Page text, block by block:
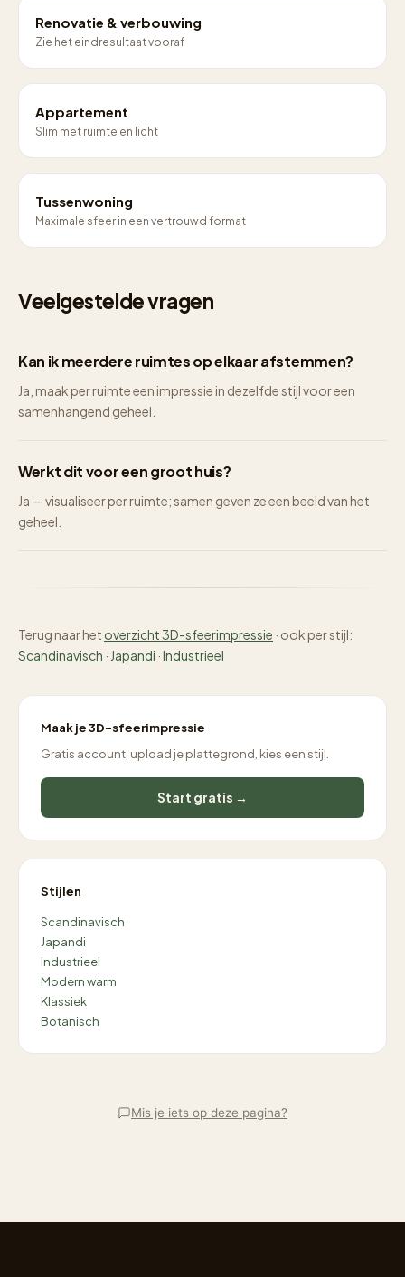
Renovatie & verbouwing
Zie het eindresultaat vooraf
Appartement
Slim met ruimte en licht
Tussenwoning
Maximale sfeer in een vertrouwd format
Veelgestelde vragen
Kan ik meerdere ruimtes op elkaar afstemmen?
Ja, maak per ruimte een impressie in dezelfde stijl voor een
samenhangend geheel.
Werkt dit voor een groot huis?
Ja — visualiseer per ruimte; samen geven ze een beeld van het
geheel.
Terug naar het overzicht 3D-sfeerimpressie · ook per stijl:
Scandinavisch · Japandi ·Industrieel
Maak je 3D-sfeerimpressie
Gratis account, upload je plattegrond, kies een stijl.
Start gratis →
Stijlen
Scandinavisch
Japandi
Industrieel
Modern warm
Klassiek
Botanisch
Mis je iets op deze pagina?